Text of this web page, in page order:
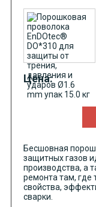
Цена:
Бесшовная
защитных газов
производства, а
ремонта там, где
свойства,
сварки.